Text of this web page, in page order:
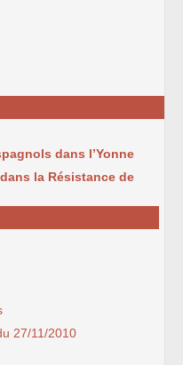
dans l’Yonne
la Résistance de
27/11/2010